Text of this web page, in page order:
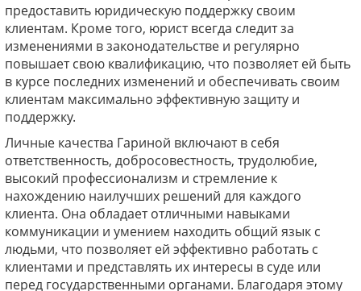
предоставить юридическую поддержку своим
клиентам. Кроме того, юрист всегда следит за
изменениями в законодательстве и регулярно
повышает свою квалификацию, что позволяет ей быть
в курсе последних изменений и обеспечивать своим
клиентам максимально эффективную защиту и
поддержку.
Личные качества Гариной включают в себя
ответственность, добросовестность, трудолюбие,
высокий профессионализм и стремление к
нахождению наилучших решений для каждого
клиента. Она обладает отличными навыками
коммуникации и умением находить общий язык с
людьми, что позволяет ей эффективно работать с
клиентами и представлять их интересы в суде или
перед государственными органами. Благодаря этому